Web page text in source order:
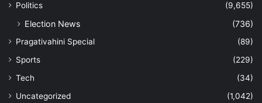
Politics
(9,655)
Election News (736)
Pragativahini Special
(89)
Sports
(229)
Tech
(34)
Uncategorized
(1,042)